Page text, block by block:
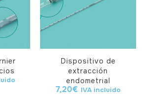
Dispositivo de
extracción
endometrial
7,20€ IVA incluido